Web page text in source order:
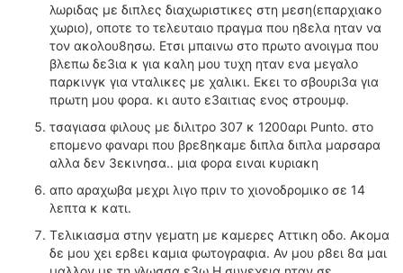
λωριδας με διπλες διαχωριστικες στη μεση(επαρχιακο
χωριο), οποτε το τελευταιο πραγμα που η8ελα ηταν να
τον ακολου8ησω. Ετσι μπαινω στο πρωτο ανοιγμα που
βλεπω δε3ια κ για καλη μου τυχη ηταν ενα μεγαλο
παρκινγκ για νταλικες με χαλικι. Εκει το σβουρι3α για
πρωτη μου φορα. κι αυτο ε3αιτιας ενος στρουμφ.
τσαγιασα φιλους με διλιτρο 307 κ 1200αρι Punto. στο
επομενο φαναρι που βρε8ηκαμε διπλα διπλα μαρσαρα
αλλα δεν 3εκινησα.. μια φορα ειναι κυριακη
απο αραχωβα μεχρι λιγο πριν το χιονοδρομικο σε 14
λεπτα κ κατι.
Τελικιασμα στην γεματη με καμερες Αττικη οδο. Ακομα
δε μου χει ερ8ει καμια φωτογραφια. Αν μου ρ8ει 8α μαι